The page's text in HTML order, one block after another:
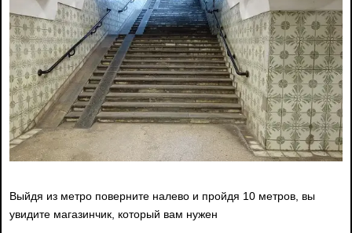
Выйдя из метро поверните налево и пройдя 10 метров, вы
увидите магазинчик, который вам нужен